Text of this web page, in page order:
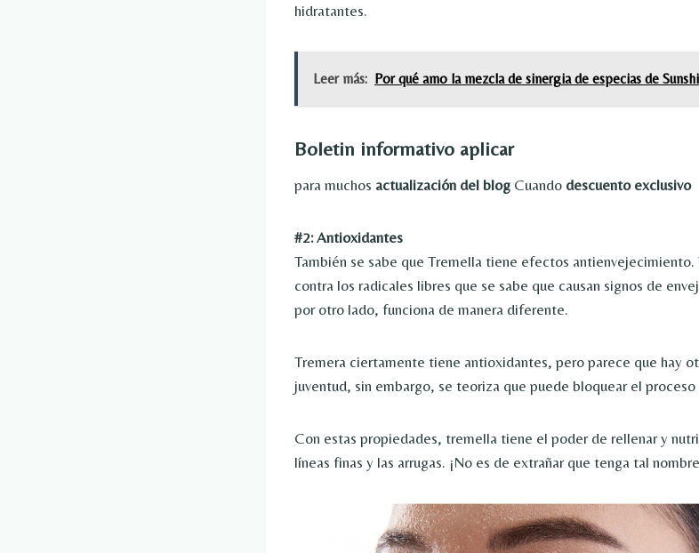
hidratantes.
Leer más: Por qué amo la mezcla de sinergia de especias de
Boletin informativo aplicar
para muchos actualización del blog Cuando descuento exclusivo
#2: Antioxidantes
También se sabe que Tremella tiene efectos
contra los radicales libres que se sabe que causan signos de
por otro lado, funciona de manera diferente.
Tremera ciertamente tiene antioxidantes, pero parece que hay
juventud, sin embargo, se teoriza que puede bloquear el
Con estas propiedades, tremella tiene el poder de rellenar y
líneas finas y las arrugas. ¡No es de extrañar que tenga tal